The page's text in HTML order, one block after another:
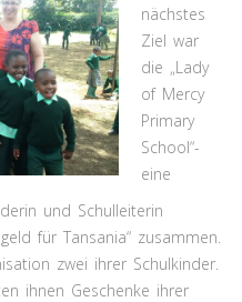
nächstes
Ziel war
die „Lady
of Mercy
Primary
School“-
eine
und Schulleiterin
für Tansania“ zusammen.
zwei ihrer Schulkinder.
ihnen Geschenke ihrer